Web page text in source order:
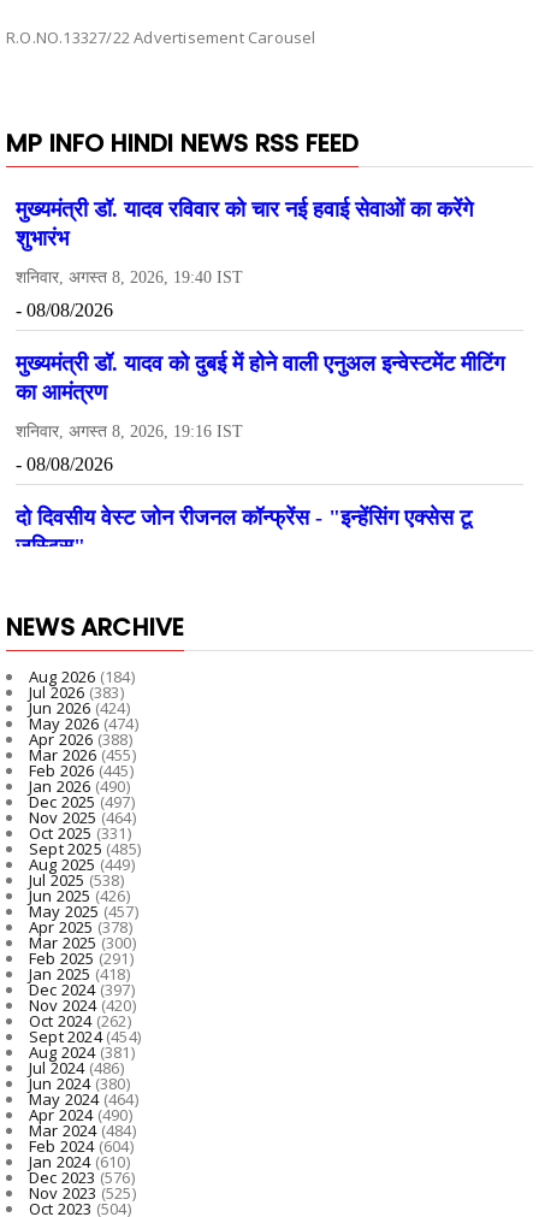
R.O.NO.13327/22 Advertisement Carousel
MP INFO HINDI NEWS RSS FEED
NEWS ARCHIVE
Aug 2026 (184)
Jul 2026 (383)
Jun 2026(424)
May 2026(474)
Apr 2026 (388)
Mar 2026(455)
Feb 2026 (445)
Jan 2026 (490)
Dec 2025(497)
Nov 2025 (464)
Oct 2025 (331)
Sept 2025 (485)
Aug 2025 (449)
Jul 2025 (538)
Jun 2025(426)
May 2025(457)
Apr 2025 (378)
Mar 2025 (300)
Feb 2025 (291)
Jan 2025 (418)
Dec 2024(397)
Nov 2024(420)
Oct 2024(262)
Sept 2024(454)
Aug 2024(381)
Jul 2024(486)
Jun 2024(380)
May 2024(464)
Apr 2024(490)
Mar 2024(484)
Feb 2024(604)
Jan 2024(610)
Dec 2023(576)
Nov 2023 (525)
Oct 2023 (504)